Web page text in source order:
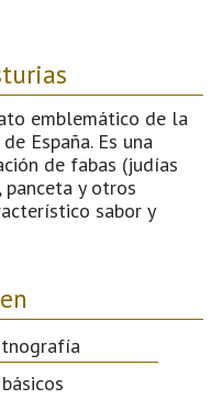
emblemático de la
España. Es una
de fabas (judías
y otros
sabor y